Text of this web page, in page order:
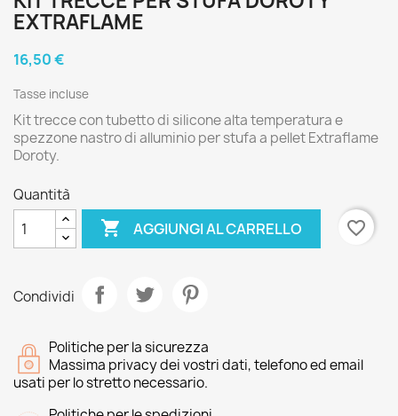
EXTRAFLAME
16,50 €
Tasse incluse
Kit trecce con tubetto di silicone alta temperatura e
spezzone nastro di alluminio per stufa a pellet Extraflame
Doroty.
Quantità
 AGGIUNGI AL CARRELLO favorite_border
Condividi
Politiche per la sicurezza
Massima privacy dei vostri dati, telefono ed email
usati per lo stretto necessario.